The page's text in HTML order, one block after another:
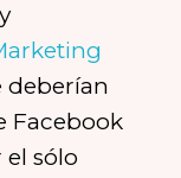
deberían
Facebook
sólo